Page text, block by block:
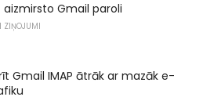
Gmail paroli
ZIŅOJUMI
Gmail IMAP ātrāk ar mazāk e-